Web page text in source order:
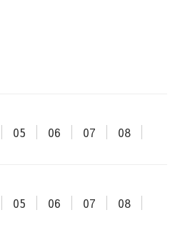
05 06 07
08
05 06 07
08